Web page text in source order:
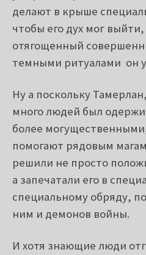
делают в крыше
чтобы его дух мог
отягощенный
темными ритуалами он
Ну а поскольку
много людей был
более
помогают рядовым
решили не просто
а запечатали его в
специальному обряду,
ним и демонов войны.
И хотя знающие люди